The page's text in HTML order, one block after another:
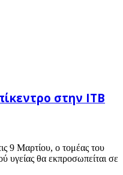
στην ITB
9 Μαρτίου, ο τομέας του
υγείας θα εκπροσωπείται σε